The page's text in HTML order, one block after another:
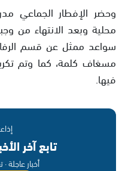
وحضر الإفطار الجماعي
محلية وبعد الانتهاء من
سواعد ممثل عن قسم
مسغاف كلمة، كما وتم
فيها.
تابع آخر
أخبار عاجلة